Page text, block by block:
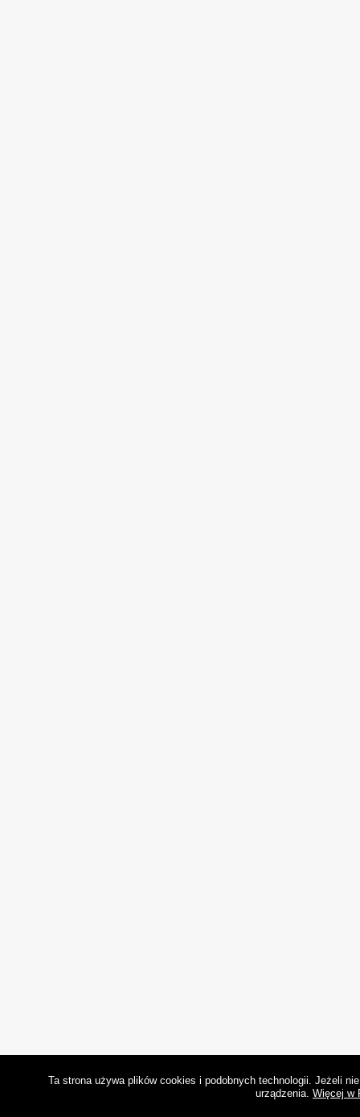
Ta strona używa plików cookies i podobnych technologii. Jeżeli
urządzenia. Więcej w